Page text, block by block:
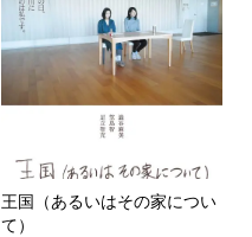
王国（あるいはその家につい
て）